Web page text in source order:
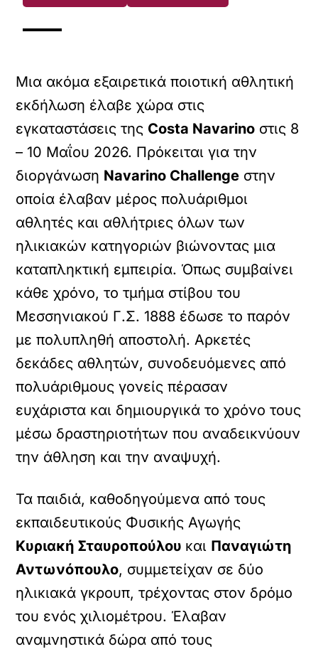
Μια ακόμα εξαιρετικά ποιοτική αθλητική
εκδήλωση έλαβε χώρα στις
εγκαταστάσεις της Costa Navarino στις 8
– 10 Μαΐου 2026. Πρόκειται για την
διοργάνωση Navarino Challenge στην
οποία έλαβαν μέρος πολυάριθμοι
αθλητές και αθλήτριες όλων των
ηλικιακών κατηγοριών βιώνοντας μια
καταπληκτική εμπειρία. Όπως συμβαίνει
κάθε χρόνο, το τμήμα στίβου του
Μεσσηνιακού Γ.Σ. 1888 έδωσε το παρόν
με πολυπληθή αποστολή. Αρκετές
δεκάδες αθλητών, συνοδευόμενες από
πολυάριθμους γονείς πέρασαν
ευχάριστα και δημιουργικά το χρόνο τους
μέσω δραστηριοτήτων που αναδεικνύουν
την άθληση και την αναψυχή.
Τα παιδιά, καθοδηγούμενα από τους
εκπαιδευτικούς Φυσικής Αγωγής
Κυριακή Σταυροπούλου και Παναγιώτη
Αντωνόπουλο, συμμετείχαν σε δύο
ηλικιακά γκρουπ, τρέχοντας στον δρόμο
του ενός χιλιομέτρου. Έλαβαν
αναμνηστικά δώρα από τους